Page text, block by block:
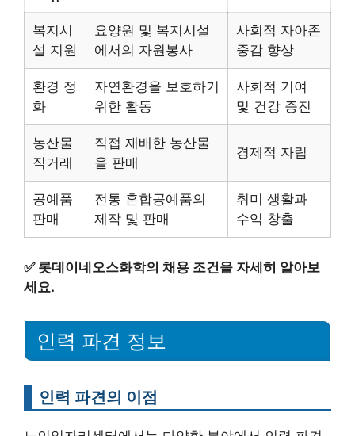
복지시
설 지원
요양원 및 복지시설
에서의 자원봉사
사회적 자아존
중감 향상
환경 정
화
자연환경을 보호하기
위한 활동
사회적 기여
및 건강 증진
농산물
직거래
직접 재배한 농산물
을 판매
경제적 자립
공예품
판매
전통 혼합공예품의
제작 및 판매
취미 생활과
수익 창출
✅ 롯데이네오스화학의 채용 조건을 자세히 알아보
세요.
인력 파견 정보
인력 파견의 이점